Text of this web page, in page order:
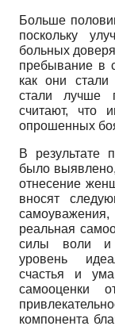
Больше
поскольку
больных
пребывание в
как они
стали лучше
считают, что
опрошенных
В результате
было выявлено,
отнесение
вносят
реальная
силы воли и
уровень
счастья и
самооценки
компонента